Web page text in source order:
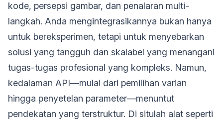
kode, persepsi gambar, dan penalaran multi-
langkah. Anda mengintegrasikannya bukan hanya
untuk bereksperimen, tetapi untuk menyebarkan
solusi yang tangguh dan skalabel yang menangani
tugas-tugas profesional yang kompleks. Namun,
kedalaman API—mulai dari pemilihan varian
hingga penyetelan parameter—menuntut
pendekatan yang terstruktur. Di situlah alat seperti